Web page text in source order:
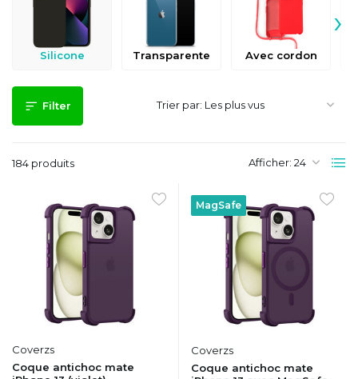
Silicone Transparente Avec cordon
›
Filter
184 produits Afficher:
Trier par:
Coverzs
Coque antichoc mate
MagSafe
Coverzs
Coque antichoc mate